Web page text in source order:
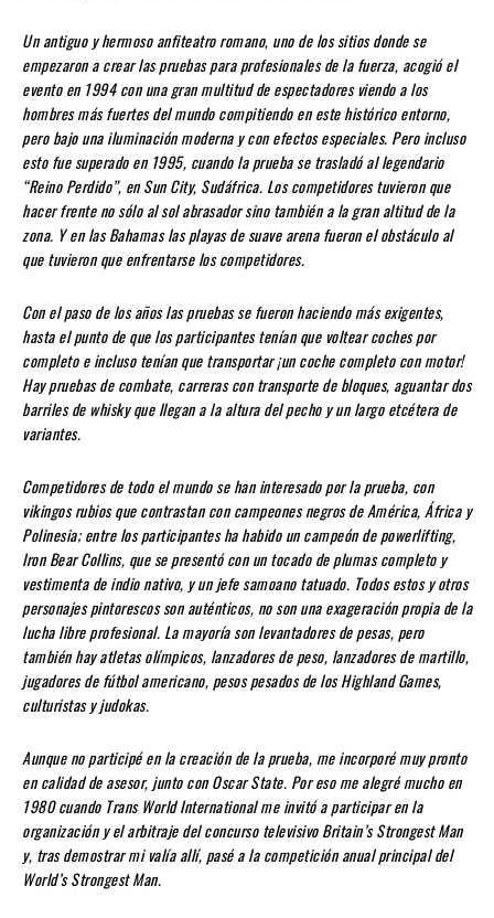
Un antiguo y hermoso anfiteatro romano, uno de los sitios donde se
empezaron a crear las pruebas para profesionales de la fuerza, acogió el
evento en 1994 con una gran multitud de espectadores viendo a los
hombres más fuertes del mundo compitiendo en este histórico entorno,
pero bajo una iluminación moderna y con efectos especiales. Pero incluso
esto fue superado en 1995, cuando la prueba se trasladó al legendario
“Reino Perdido”, en Sun City, Sudáfrica. Los competidores tuvieron que
hacer frente no sólo al sol abrasador sino también a la gran altitud de la
zona. Y en las Bahamas las playas de suave arena fueron el obstáculo al
que tuvieron que enfrentarse los competidores.
Con el paso de los años las pruebas se fueron haciendo más exigentes,
hasta el punto de que los participantes tenían que voltear coches por
completo e incluso tenían que transportar ¡un coche completo con motor!
Hay pruebas de combate, carreras con transporte de bloques, aguantar dos
barriles de whisky que llegan a la altura del pecho y un largo etcétera de
variantes.
Competidores de todo el mundo se han interesado por la prueba, con
vikingos rubios que contrastan con campeones negros de América, África y
Polinesia; entre los participantes ha habido un campeón de powerlifting,
Iron Bear Collins, que se presentó con un tocado de plumas completo y
vestimenta de indio nativo, y un jefe samoano tatuado. Todos estos y otros
personajes pintorescos son auténticos, no son una exageración propia de la
lucha libre profesional. La mayoría son levantadores de pesas, pero
también hay atletas olímpicos, lanzadores de peso, lanzadores de martillo,
jugadores de fútbol americano, pesos pesados de los Highland Games,
culturistas y judokas.
Aunque no participé en la creación de la prueba, me incorporé muy pronto
en calidad de asesor, junto con Oscar State. Por eso me alegré mucho en
1980 cuando Trans World International me invitó a participar en la
organización y el arbitraje del concurso televisivo Britain’s Strongest Man
y, tras demostrar mi valía allí, pasé a la competición anual principal del
World’s Strongest Man.